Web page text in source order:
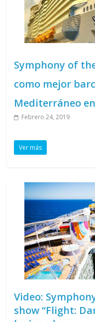
Symphony of
como mejor
Mediterráneo
Febrero 24, 2019
Ver más
Video:
show “Flight: